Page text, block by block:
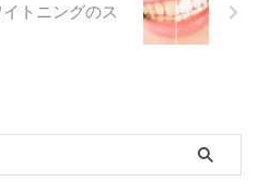
トニングのス